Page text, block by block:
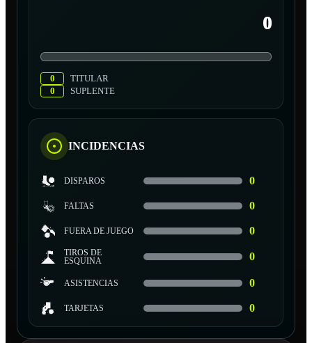
0
0
TITULAR
0
SUPLENTE
INCIDENCIAS
DISPAROS 0
FALTAS 0
FUERA DE JUEGO 0
TIROS DE
ESQUINA
0
ASISTENCIAS 0
TARJETAS 0